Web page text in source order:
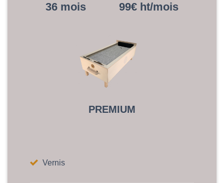
36 mois 99€ ht/mois
PREMIUM
Vernis